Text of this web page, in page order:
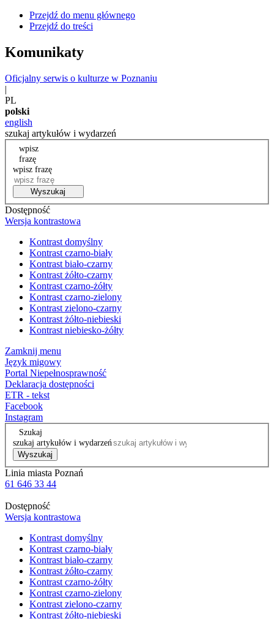
Przejdź do menu głównego
Przejdź do treści
Komunikaty
Oficjalny serwis o kulturze w Poznaniu
|
PL
polski
english
szukaj artykułów i wydarzeń
wpisz
frazę
wpisz frazę
Wyszukaj
Dostępność
Wersja kontrastowa
Kontrast domyślny
Kontrast czarno-biały
Kontrast biało-czarny
Kontrast żółto-czarny
Kontrast czarno-żółty
Kontrast czarno-zielony
Kontrast zielono-czarny
Kontrast żółto-niebieski
Kontrast niebiesko-żółty
Zamknij menu
Język migowy
Portal Niepełnosprawność
Deklaracja dostępności
ETR - tekst
Facebook
Instagram
Szukaj
szukaj artykułów i wydarzeń
Wyszukaj
Linia miasta Poznań
61 646 33 44
Dostępność
Wersja kontrastowa
Kontrast domyślny
Kontrast czarno-biały
Kontrast biało-czarny
Kontrast żółto-czarny
Kontrast czarno-żółty
Kontrast czarno-zielony
Kontrast zielono-czarny
Kontrast żółto-niebieski